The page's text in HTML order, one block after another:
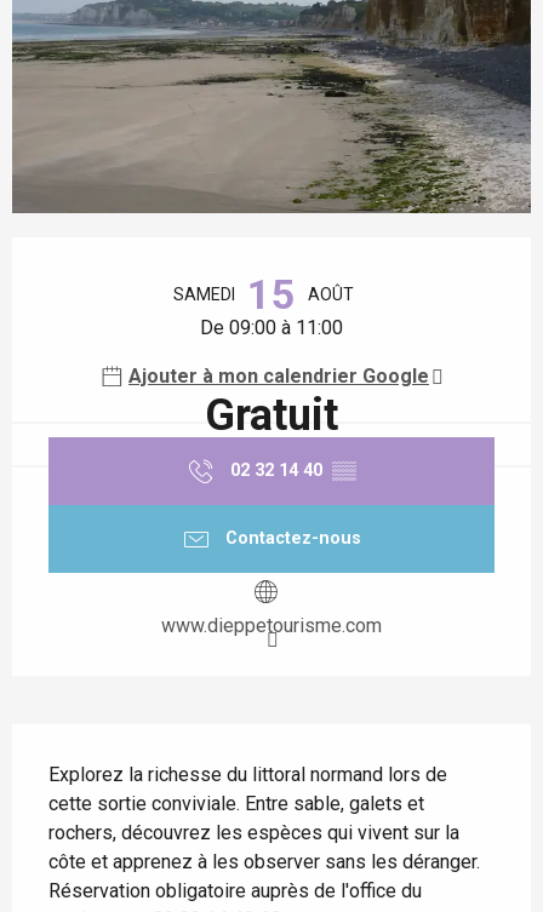
SAMEDI 15 AOÛT
De 09:00 à 11:00
Ajouter à mon calendrier Google
Gratuit
02 32 14 40 ▒▒
Contactez-nous
www.dieppetourisme.com
Explorez la richesse du littoral normand lors de
cette sortie conviviale. Entre sable, galets et
rochers, découvrez les espèces qui vivent sur la
côte et apprenez à les observer sans les déranger.
Réservation obligatoire auprès de l'office du